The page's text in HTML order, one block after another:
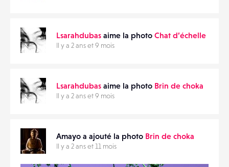
Lsarahdubas aime la photo Chat d’échelle
Il y a 2 ans et 9 mois
Lsarahdubas aime la photo Brin de choka
Il y a 2 ans et 9 mois
Amayo a ajouté la photo Brin de choka
Il y a 2 ans et 11 mois